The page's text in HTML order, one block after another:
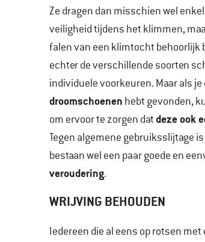
Ze dragen dan misschien wel
veiligheid tijdens het klimmen,
falen van een klimtocht behoorlijk
echter de verschillende soorten
individuele voorkeuren. Maar als je
droomschoenen hebt gevonden,
om ervoor te zorgen datdeze ook
Tegen algemene gebruiksslijtage
bestaan wel een paar goede en
veroudering.
WRIJVING BEHOUDEN
Iedereen die al eens op rotsen